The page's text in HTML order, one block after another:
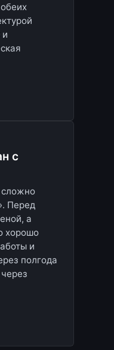
и
с
сложно
Перед
а
хорошо
и
полгода